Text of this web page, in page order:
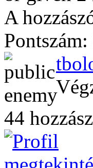
A
Pontszám:
44